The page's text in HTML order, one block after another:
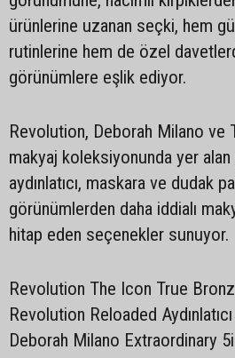
ürünlerine uzanan seçki, hem
rutinlerine hem de özel
görünümlere eşlik ediyor.
Revolution, Deborah Milano ve
makyaj koleksiyonunda yer
aydınlatıcı, maskara ve dudak
görünümlerden daha iddialı
hitap eden seçenekler sunuyor.
Revolution The Icon True
Revolution Reloaded
Deborah Milano Extraordinary